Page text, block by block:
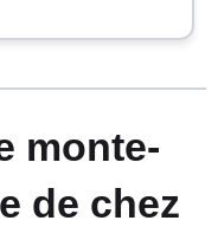
monte-
de chez